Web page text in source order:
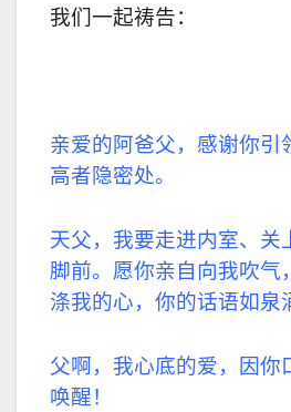
我们一起祷告：
亲爱的阿爸父，感谢你引
高者隐密处。
天父，我要走进内室、关
脚前。愿你亲自向我吹气
涤我的心，你的话语如泉
父啊，我心底的爱，因你
唤醒！